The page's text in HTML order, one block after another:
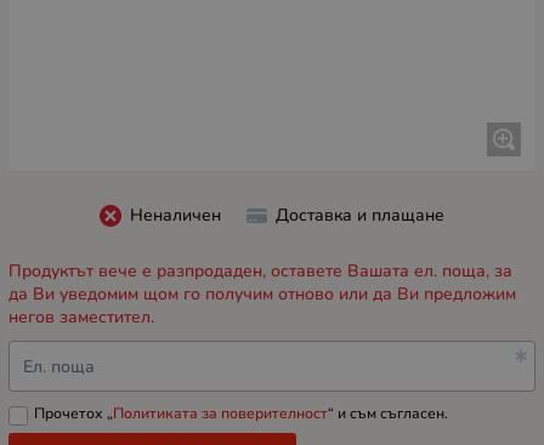
Неналичен Доставка и плащане
Продуктът вече е разпродаден, оставете Вашата ел. поща, за
да Ви уведомим щом го получим отново или да Ви предложим
негов заместител.
Ел. поща
Прочетох „Политиката за поверителност“ и съм съгласен.